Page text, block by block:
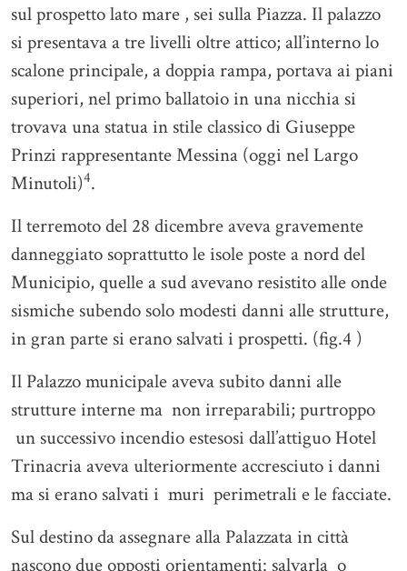
sul prospetto lato mare , sei sulla Piazza. Il palazzo
si presentava a tre livelli oltre attico; all’interno lo
scalone principale, a doppia rampa, portava ai piani
superiori, nel primo ballatoio in una nicchia si
trovava una statua in stile classico di Giuseppe
Prinzi rappresentante Messina (oggi nel Largo
Minutoli)4.
Il terremoto del 28 dicembre aveva gravemente
danneggiato soprattutto le isole poste a nord del
Municipio, quelle a sud avevano resistito alle onde
sismiche subendo solo modesti danni alle strutture,
in gran parte si erano salvati i prospetti. (fig.4 )
Il Palazzo municipale aveva subito danni alle
strutture interne ma non irreparabili; purtroppo
un successivo incendio estesosi dall’attiguo Hotel
Trinacria aveva ulteriormente accresciuto i danni
ma si erano salvati i muri perimetrali e le facciate.
Sul destino da assegnare alla Palazzata in città
nascono due opposti orientamenti: salvarla o